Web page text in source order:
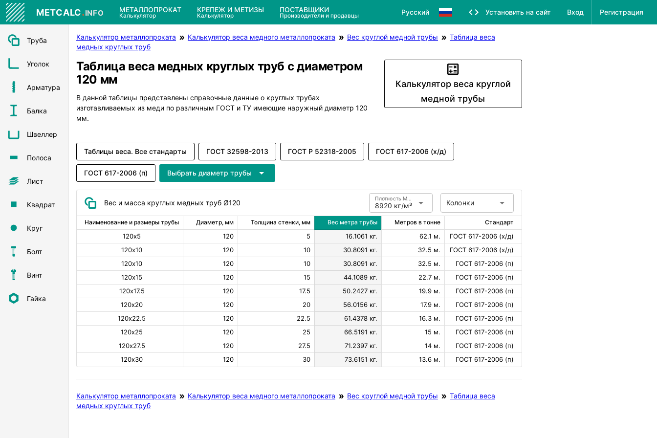
METCALC.INFO МЕТАЛЛОПРОКАТ
Калькулятор
КРЕПЕЖ И МЕТИЗЫ
Калькулятор
ПОСТАВЩИКИ
Производители и продавцы Русский Установить на сайт Вход Регистрация
Труба
Уголок
Арматура
Балка
Швеллер
Полоса
Лист
Квадрат
Круг
Болт
Винт
Гайка
Калькулятор металлопроката Калькулятор веса медного металлопроката Вес круглой медной трубы
Таблица веса
медных круглых труб
Таблица веса медных круглых труб с диаметром
120 мм
В данной таблицы представлены справочные данные о круглых трубах
изготавливаемых из меди по различным ГОСТ и ТУ имеющие наружный диаметр 120
мм.
Калькулятор веса круглой
медной трубы
Таблицы веса. Все стандарты ГОСТ 32598-2013 ГОСТ Р 52318-2005 ГОСТ 617-2006 (х/д)
ГОСТ 617-2006 (п) Выбрать диаметр трубы
Вес и масса круглых медных труб Ø120 8920 кг/м³
Плотность Медь Колонки
Наименование и размеры трубы Диаметр, мм Толщина стенки, мм Вес метра трубы Метров в тонне Стандарт
120х5 120 5 16.1061 кг. 62.1 м.
ГОСТ 617-2006 (х/д)
120х10
120 10 30.8091 кг. 32.5 м.
ГОСТ 617-2006 (х/д)
120х10
120 10 30.8091 кг. 32.5 м.
ГОСТ 617-2006 (п)
120х15
120 15 44.1089 кг. 22.7 м.
ГОСТ 617-2006 (п)
120х17.5
120 17.5 50.2427 кг. 19.9 м.
ГОСТ 617-2006 (п)
120х20
120 20 56.0156 кг. 17.9 м.
ГОСТ 617-2006 (п)
120х22.5
120 22.5 61.4378 кг. 16.3 м.
ГОСТ 617-2006 (п)
120х25
120 25 66.5191 кг. 15 м.
ГОСТ 617-2006 (п)
120х27.5
120 27.5 71.2397 кг. 14 м.
ГОСТ 617-2006 (п)
120х30
120 30 73.6151 кг. 13.6 м. ГОСТ 617-2006 (п)
Калькулятор металлопроката Калькулятор веса медного металлопроката Вес круглой медной трубы
Таблица веса
медных круглых труб